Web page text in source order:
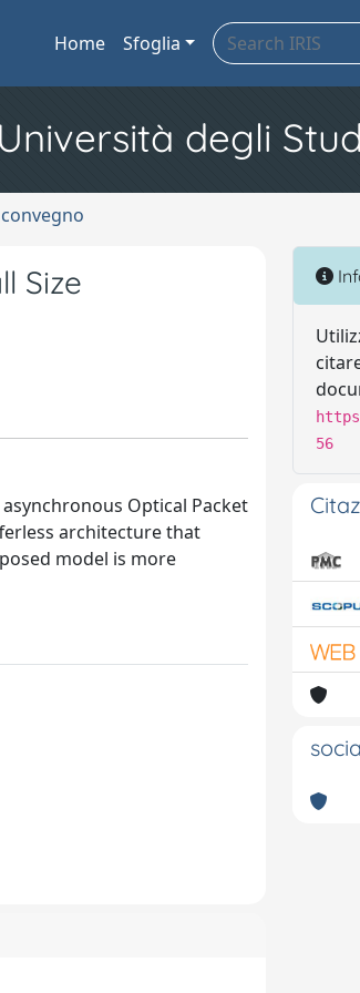
Home Sfoglia
degli
Size
Optical Packet
architecture that
model is more
56